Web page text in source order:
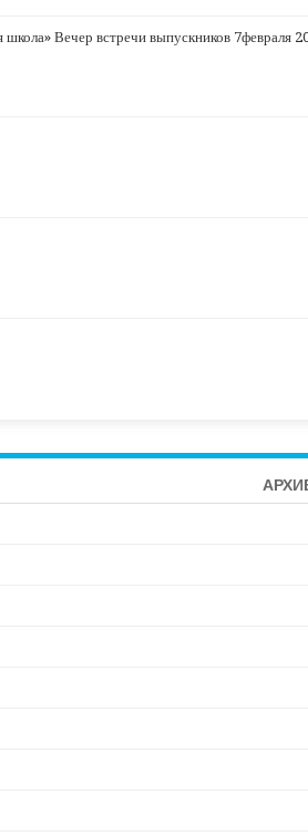
Вечер встречи выпускников 7февраля